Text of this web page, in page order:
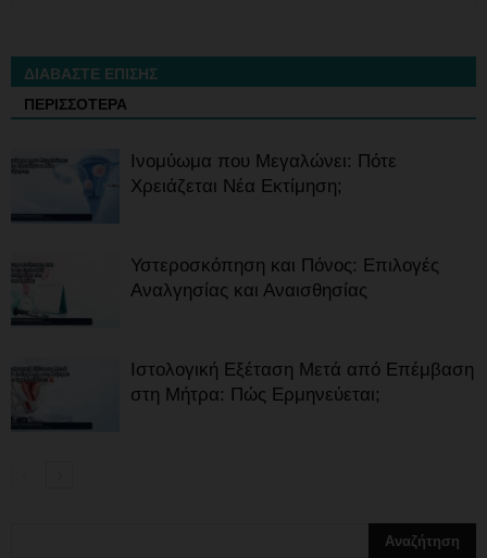
ΔΙΑΒΑΣΤΕ ΕΠΙΣΗΣ
ΠΕΡΙΣΣΟΤΕΡΑ
Ινομύωμα που Μεγαλώνει: Πότε
Χρειάζεται Νέα Εκτίμηση;
Υστεροσκόπηση και Πόνος: Επιλογές
Αναλγησίας και Αναισθησίας
Ιστολογική Εξέταση Μετά από Επέμβαση
στη Μήτρα: Πώς Ερμηνεύεται;